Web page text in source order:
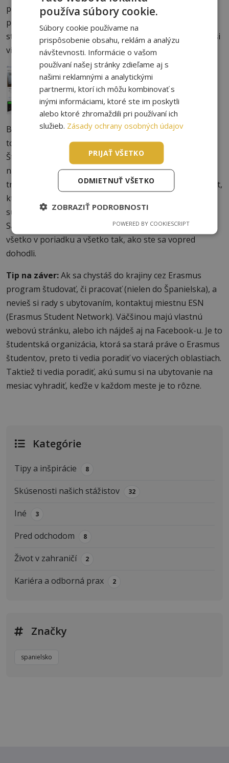
podľa tvojich požiadaviek. Po kliknutí na jednotlivú
ponuku ťa automaticky presmeruje na pôvodnú
stránku, na ktorej sa dozvieš viac informácii, prípadne si
vieš ubytovanie rezervovať.
Budget, s ktorým musíš na ubytovanie rátať, sa líši od
toho kde budeš bývať, a aké sú tvoje požiadavky.
Študentské domy a zdieľané apartmány sú tou
najekonomickejšou možnosťou pre študentov. Taktiež
treba rátať s tým, že väčšina stránok ti nezaráta depozit,
ktorý sa na začiatku platí majiteľovi. Väčšinou ide o
sumu, ktorá zodpovedá mesačnému nájmu.
Samozrejme, peniaze dostaneš na konci späť, ak bude
všetko v poriadku a všetko tak, ako ste sa vopred
dohodli.
Tip na záver:Ak sa chystáš do krajiny cez Erasmus
program študovať, či pracovať (nielen do Španielska), a
nevieš si rady s ubytovaním, kontaktuj miestnu ESN
(Erasmus Student Network). Väčšinou majú vlastnú
webovú stránku, alebo ich nájdeš aj na Facebook-u. Je to
študentská organizácia, ktorá sa stará práve o Erasmus
študentov, preto ti vedia poradiť vo viacerých oblastiach.
Taktiež ti vedia poradiť, akú sumu si na ubytovanie na
mesiac vyhradiť, keďže v každom meste je to rôzne.
Kategórie
Tipy a inšpirácie 8
Skúsenosti našich stážistov 32
Iné 3
Pred odchodom 8
Život v zahraničí 2
Kariéra a odborná prax 2
Značky
spanielsko
používa súbory cookie.
Súbory cookie používame na
prispôsobenie obsahu, reklám a analýzu
návštevnosti. Informácie o vašom
používaní našej stránky zdieľame aj s
našimi reklamnými a analytickými
partnermi, ktorí ich môžu kombinovať s
inými informáciami, ktoré ste im poskytli
alebo ktoré zhromaždili pri používaní ich
služieb. Zásady ochrany osobných údajov
PRIJAŤ VŠETKO
ODMIETNUŤ VŠETKO
ZOBRAZIŤ PODROBNOSTI
POWERED BY COOKIESCRIPT